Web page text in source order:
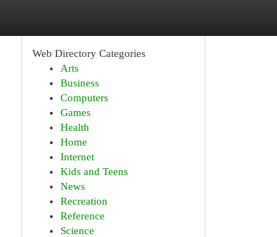
Web Directory Categories
Arts
Business
Computers
Games
Health
Home
Internet
Kids and Teens
News
Recreation
Reference
Science